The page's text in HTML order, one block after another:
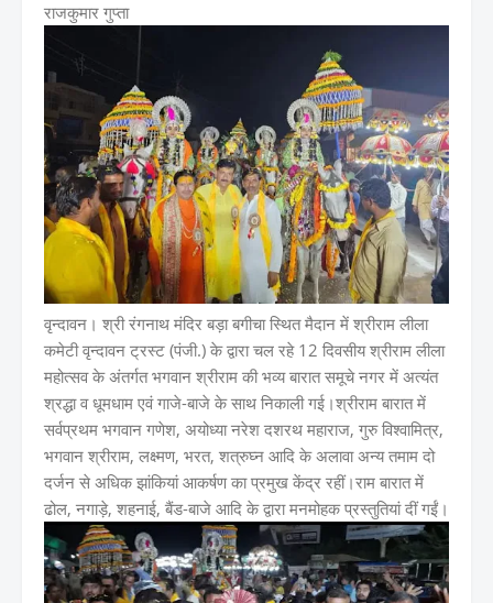
राजकुमार गुप्ता
वृन्दावन। श्री रंगनाथ मंदिर बड़ा बगीचा स्थित मैदान में श्रीराम लीला
कमेटी वृन्दावन ट्रस्ट (पंजी.) के द्वारा चल रहे 12 दिवसीय श्रीराम लीला
महोत्सव के अंतर्गत भगवान श्रीराम की भव्य बारात समूचे नगर में अत्यंत
श्रद्धा व धूमधाम एवं गाजे-बाजे के साथ निकाली गई।श्रीराम बारात में
सर्वप्रथम भगवान गणेश, अयोध्या नरेश दशरथ महाराज, गुरु विश्वामित्र,
भगवान श्रीराम, लक्ष्मण, भरत, शत्रुघ्न आदि के अलावा अन्य तमाम दो
दर्जन से अधिक झांकियां आकर्षण का प्रमुख केंद्र रहीं।राम बारात में
ढोल, नगाड़े, शहनाई, बैंड-बाजे आदि के द्वारा मनमोहक प्रस्तुतियां दीं गईं।